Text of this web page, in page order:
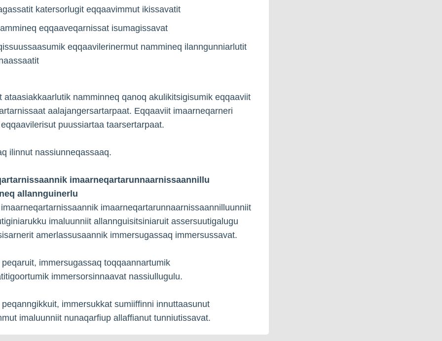
katersorlugit eqqaavimmut ikissavatit
eqqaaveqarnissat isumagissavat
eqqaavilerinermut nammineq ilanngunniarlutit
ataasiakkaarlutik namminneq qanoq akulikitsigisumik eqqaaviit
aalajangersartarpaat. Eqqaaviit imaarneqarneri
puussiartaa taarsertarpaat.
ilinnut nassiunneqassaaq.
imaarneqartarunnaarnissaannillu
allannguinerlu
imaarneqartarunnaarnissaannilluunniit
imaluunniit allannguisitsiniaruit assersuutigalugu
amerlassusaannik immersugassaq immersussavat.
immersugassaq toqqaannartumik
immersorsinnaavat nassiullugulu.
immersukkat sumiiffinni innuttaasunut
imaluunniit nunaqarfiup allaffianut tunniutissavat.